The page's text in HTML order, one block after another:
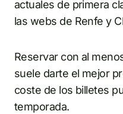
actuales de primera
las webs de Renfe y
Reservar con al
suele darte el mejor
coste de los billetes
temporada.